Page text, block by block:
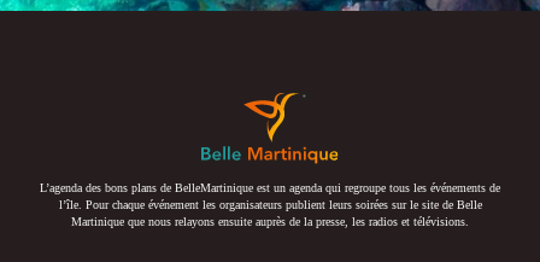
L’agenda des bons plans de BelleMartinique est un agenda qui regroupe tous les événements de
l’île. Pour chaque événement les organisateurs publient leurs soirées sur le site de Belle
Martinique que nous relayons ensuite auprès de la presse, les radios et télévisions.